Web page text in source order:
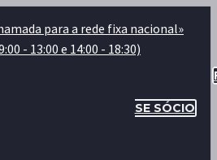
para a rede fixa nacional»
- 13:00 e 14:00 - 18:30)
SE SÓCIO